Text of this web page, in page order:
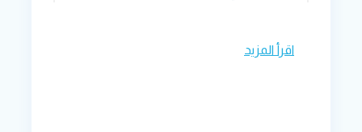
اقرأ المزيد